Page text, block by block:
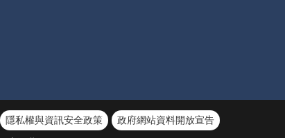
隱私權與資訊安全政策
政府網站資料開放宣告